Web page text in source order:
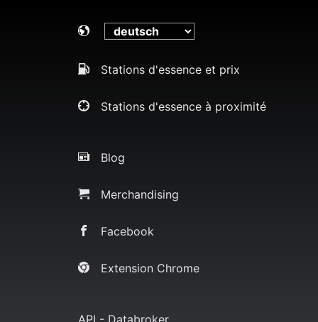
Stations d'essence et prix
Stations d'essence à proximité
Blog
Merchandising
Facebook
Extension Chrome
API - Databroker